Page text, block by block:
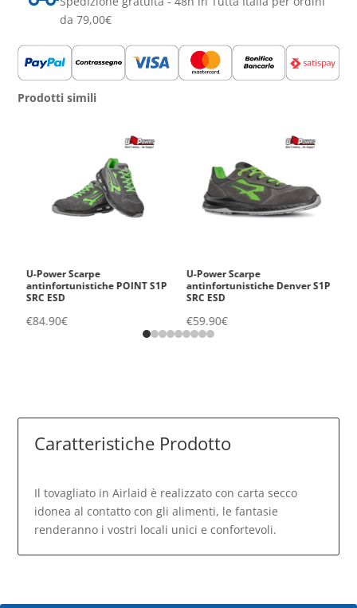
da 79,00€
Prodotti simili
U-Power Scarpe
antinfortunistiche POINT S1P
SRC ESD
€84.90€
U-Power Scarpe
antinfortunistiche Denver S1P
SRC ESD
€59.90€
Caratteristiche Prodotto
Il tovagliato in Airlaid è realizzato con carta secco
idonea al contatto con gli alimenti, le fantasie
renderanno i vostri locali unici e confortevoli.